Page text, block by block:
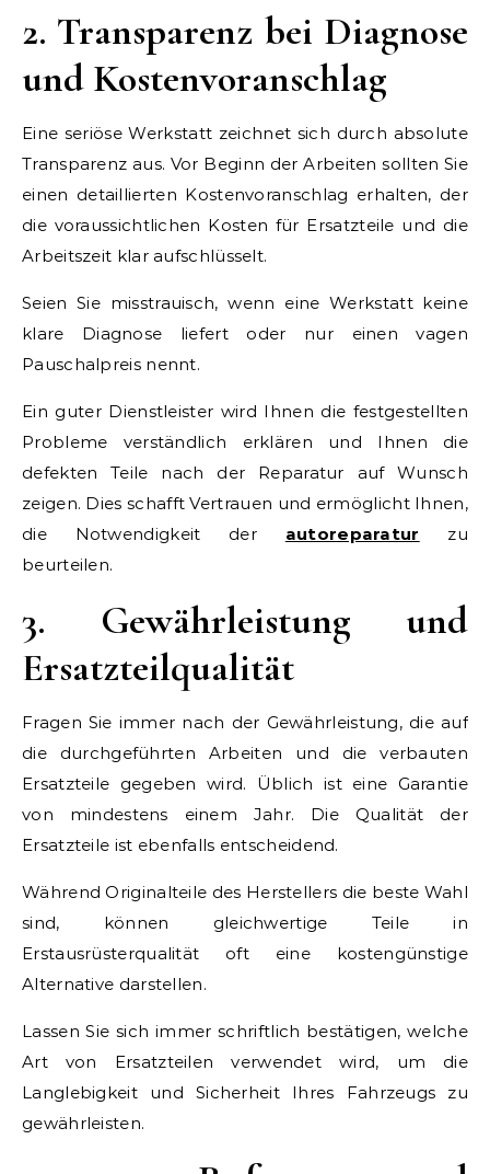
2. Transparenz bei Diagnose
und Kostenvoranschlag
Eine seriöse Werkstatt zeichnet sich durch absolute
Transparenz aus. Vor Beginn der Arbeiten sollten Sie
einen detaillierten Kostenvoranschlag erhalten, der
die voraussichtlichen Kosten für Ersatzteile und die
Arbeitszeit klar aufschlüsselt.
Seien Sie misstrauisch, wenn eine Werkstatt keine
klare Diagnose liefert oder nur einen vagen
Pauschalpreis nennt.
Ein guter Dienstleister wird Ihnen die festgestellten
Probleme verständlich erklären und Ihnen die
defekten Teile nach der Reparatur auf Wunsch
zeigen. Dies schafft Vertrauen und ermöglicht Ihnen,
die Notwendigkeit der autoreparatur zu
beurteilen.
3. Gewährleistung und
Ersatzteilqualität
Fragen Sie immer nach der Gewährleistung, die auf
die durchgeführten Arbeiten und die verbauten
Ersatzteile gegeben wird. Üblich ist eine Garantie
von mindestens einem Jahr. Die Qualität der
Ersatzteile ist ebenfalls entscheidend.
Während Originalteile des Herstellers die beste Wahl
sind, können gleichwertige Teile in
Erstausrüsterqualität oft eine kostengünstige
Alternative darstellen.
Lassen Sie sich immer schriftlich bestätigen, welche
Art von Ersatzteilen verwendet wird, um die
Langlebigkeit und Sicherheit Ihres Fahrzeugs zu
gewährleisten.